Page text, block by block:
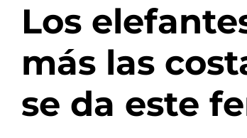
Los
más las
se da este